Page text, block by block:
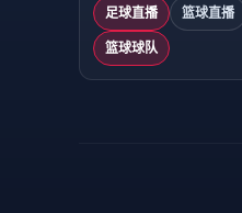
足球直播 篮球直播
篮球球队